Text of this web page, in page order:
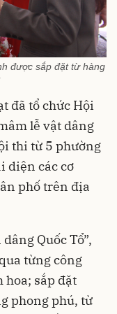
được sắp đặt từ hàng
đã tổ chức Hội
lễ vật dâng
thi từ 5 phường
diện các cơ
phố trên địa
Quốc Tổ”,
từng công
hoa; sắp đặt
phong phú, từ